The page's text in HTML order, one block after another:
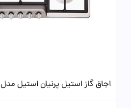
اجاق گاز استیل پرنیان استیل مدل PB5112